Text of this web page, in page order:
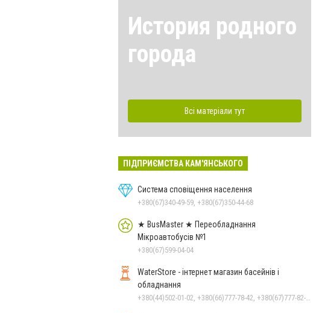
История родного
города
Всі матеріали тут
ПІДПРИЄМСТВА КАМ'ЯНСЬКОГО
Система сповіщення населення
+380(67)340-49-59, +380(67)350-44-68
★ BusMaster ★ Переобладнання
Мікроавтобусів №1
+380(67)599-04-04
WaterStore - інтернет магазин басейнів і
обладнання